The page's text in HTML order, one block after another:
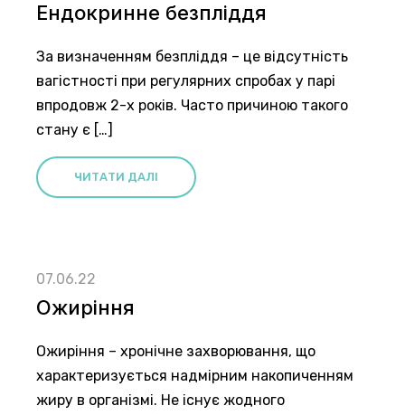
Ендокринне безпліддя
За визначенням безпліддя – це відсутність
вагістності при регулярних спробах у парі
впродовж 2-х років. Часто причиною такого
стану є […]
ЧИТАТИ ДАЛІ
07.06.22
Ожиріння
Ожиріння – хронічне захворювання, що
характеризується надмірним накопиченням
жиру в організмі. Не існує жодного